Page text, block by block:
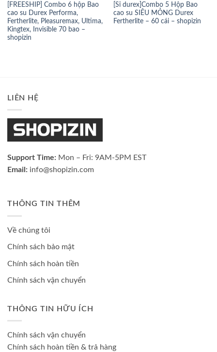
[FREESHIP] Combo 6 hộp Bao
cao su Durex Performa,
Fertherlite, Pleasuremax, Ultima,
Kingtex, Invisible 70 bao –
shopizin
[Sỉ durex]Combo 5 Hộp Bao
cao su SIÊU MỎNG Durex
Fertherlite – 60 cái – shopizin
LIÊN HỆ
Support Time: Mon – Fri: 9AM-5PM EST
Email: info@shopizin.com
THÔNG TIN THÊM
Về chúng tôi
Chính sách bảo mật
Chính sách hoàn tiền
Chính sách vận chuyển
THÔNG TIN HỮU ÍCH
Chính sách vận chuyển
Chính sách hoàn tiền & trả hàng